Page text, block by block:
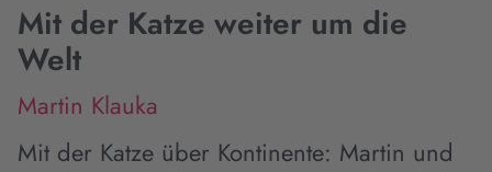
Mit der Katze weiter um die
Welt
Martin Klauka
Mit der Katze über Kontinente: Martin und